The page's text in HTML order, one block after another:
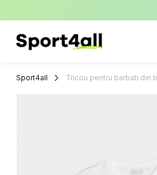
Sport
Sport4all Tricou pentru barbati din